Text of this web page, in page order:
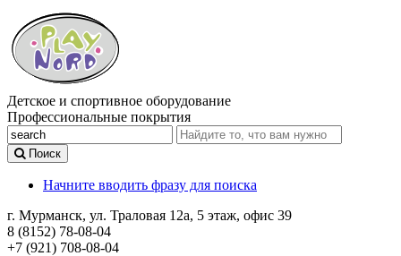
Детское и спортивное оборудование
Профессиональные покрытия
Поиск
Начните вводить фразу для поиска
г. Мурманск, ул. Траловая 12а, 5 этаж, офис 39
8 (8152) 78-08-04
+7 (921) 708-08-04